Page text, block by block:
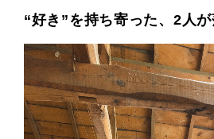
“好き”を持ち寄った、2人が